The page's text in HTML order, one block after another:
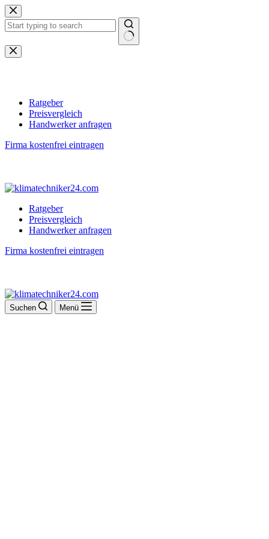
Zum
Inhalt
springen
Keine
Ergebnisse
Ratgeber
Preisvergleich
Handwerker anfragen
Firma kostenfrei eintragen
Ratgeber
Preisvergleich
Handwerker anfragen
Firma kostenfrei eintragen
Suchen Menü